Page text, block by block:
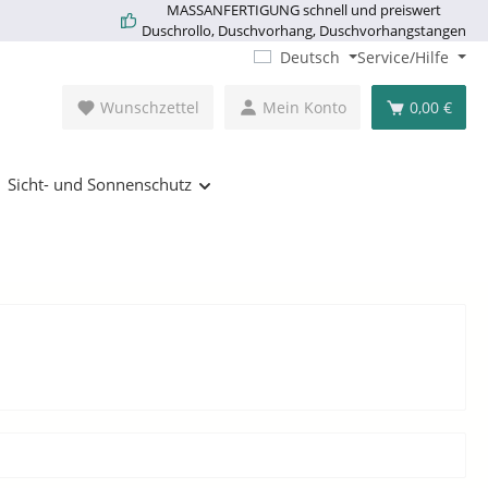
MASSANFERTIGUNG schnell und preiswert
Duschrollo, Duschvorhang, Duschvorhangstangen
Deutsch Service/Hilfe
Wunschzettel Mein Konto 0,00 €
Sicht- und Sonnenschutz